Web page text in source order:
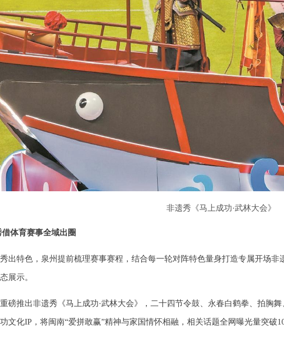
非遗秀《马上成功·武林大会》
体育赛事全域出圈
出特色，泉州提前梳理赛事赛程，结合每一轮对阵特色量身打造专属开场
展示。
磅推出非遗秀《马上成功·武林大会》，二十四节令鼓、永春白鹤拳、拍胸
文化IP，将闽南“爱拼敢赢”精神与家国情怀相融，相关话题全网曝光量突破